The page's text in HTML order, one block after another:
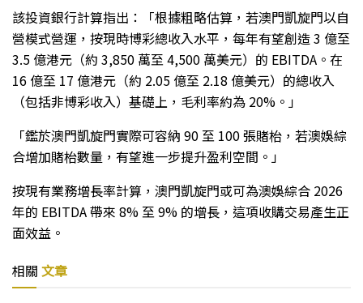
該投資銀行計算指出：「根據粗略估算，若澳門凱旋門以自
營模式營運，按現時博彩總收入水平，每年有望創造 3 億至
3.5 億港元（約 3,850 萬至 4,500 萬美元）的 EBITDA。在
16 億至 17 億港元（約 2.05 億至 2.18 億美元）的總收入
（包括非博彩收入）基礎上，毛利率約為 20%。」
「鑑於澳門凱旋門實際可容納 90 至 100 張賭枱，若澳娛綜
合增加賭枱數量，有望進一步提升盈利空間。」
按現有業務增長率計算，澳門凱旋門或可為澳娛綜合 2026
年的 EBITDA 帶來 8% 至 9% 的增長，這項收購交易產生正
面效益。
相關 文章